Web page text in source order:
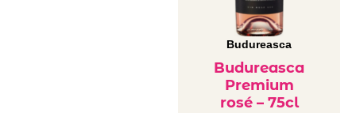
Budureasca
Budureasca
Premium
rosé – 75cl